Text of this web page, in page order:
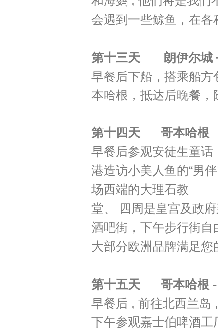
会遇到一些鲸鱼，在
第十三天 朗伊尔城
早餐后下船，搭乘船
本哈根，抵达后晚餐，
第十四天 哥本哈根
早餐后参观安徒生童
港造访小美人鱼的“男
场西端的大理石教
堂、 四周是皇宫及政
酒吧街，下午步行街
大部分欧洲品牌满足您
第十五天 哥本哈根 -
早餐后 , 前往北西兰岛
下午参观嘉士伯啤酒